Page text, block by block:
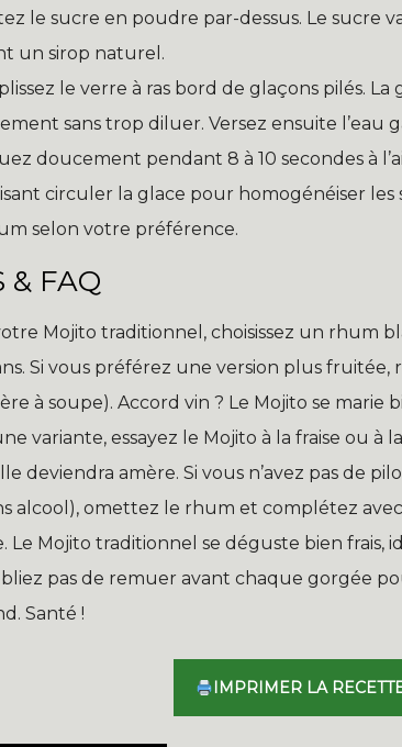
le sucre en poudre par-dessus. Le sucre
un sirop naturel.
le verre à ras bord de glaçons pilés.
sans trop diluer. Versez ensuite l’eau
doucement pendant 8 à 10 secondes à
circuler la glace pour homogénéiser
selon votre préférence.
& FAQ
Mojito traditionnel, choisissez un rhum
Si vous préférez une version plus
à soupe). Accord vin ? Le Mojito se marie
variante, essayez le Mojito à la fraise ou à
deviendra amère. Si vous n’avez pas de
alcool), omettez le rhum et complétez
Le Mojito traditionnel se déguste bien frais,
pas de remuer avant chaque gorgée
Santé !
IMPRIMER LA